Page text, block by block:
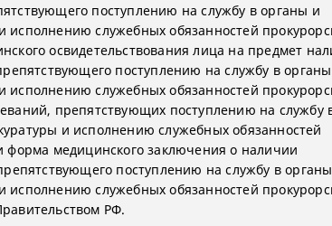
поступлению на службу в органы и
исполнению служебных обязанностей
освидетельствования лица на предмет
поступлению на службу в
исполнению служебных обязанностей
препятствующих поступлению на службу
и исполнению служебных обязанностей
форма медицинского заключения о наличии
поступлению на службу в
исполнению служебных обязанностей
РФ.